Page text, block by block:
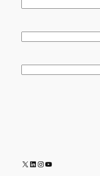
YouTube
Instagram
LinkedIn
X